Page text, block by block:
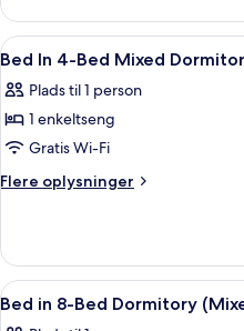
Indlæs
alle
billeder
af
Bed
In
Mixed
Dormitory
6
Bed In 4-Bed Mixed
Plads til 1 person
1 enkeltseng
Gratis Wi-Fi
Flere oplysninger
Flere
In
4-
Bed
Indlæs
alle
4
Bed in 8-Bed Dormitory